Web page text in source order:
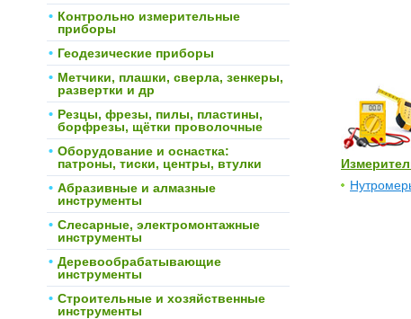
Контрольно измерительные
приборы
Геодезические приборы
Метчики, плашки, сверла, зенкеры,
развертки и др
Резцы, фрезы, пилы, пластины,
борфрезы, щётки проволочные
Оборудование и оснастка:
патроны, тиски, центры, втулки
Абразивные и алмазные
инструменты
Слесарные, электромонтажные
инструменты
Деревообрабатывающие
инструменты
Строительные и хозяйственные
инструменты